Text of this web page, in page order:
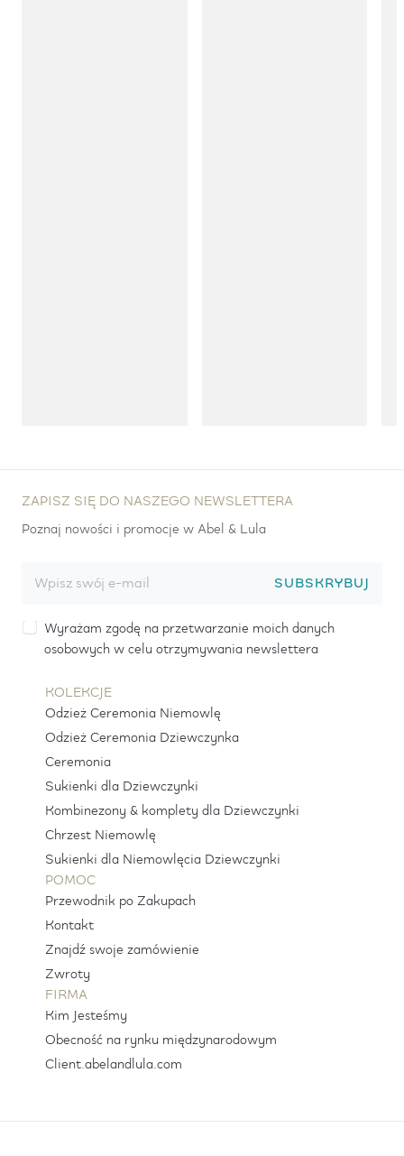
ZAPISZ SIĘ DO NASZEGO NEWSLETTERA
Poznaj nowości i promocje w Abel & Lula
SUBSKRYBUJ
Wyrażam zgodę na przetwarzanie moich danych
osobowych w celu otrzymywania newslettera
KOLEKCJE
Odzież Ceremonia Niemowlę
Odzież Ceremonia Dziewczynka
Ceremonia
Sukienki dla Dziewczynki
Kombinezony & komplety dla Dziewczynki
Chrzest Niemowlę
Sukienki dla Niemowlęcia Dziewczynki
POMOC
Przewodnik po Zakupach
Kontakt
Znajdź swoje zamówienie
Zwroty
FIRMA
Kim Jesteśmy
Obecność na rynku międzynarodowym
Client.abelandlula.com